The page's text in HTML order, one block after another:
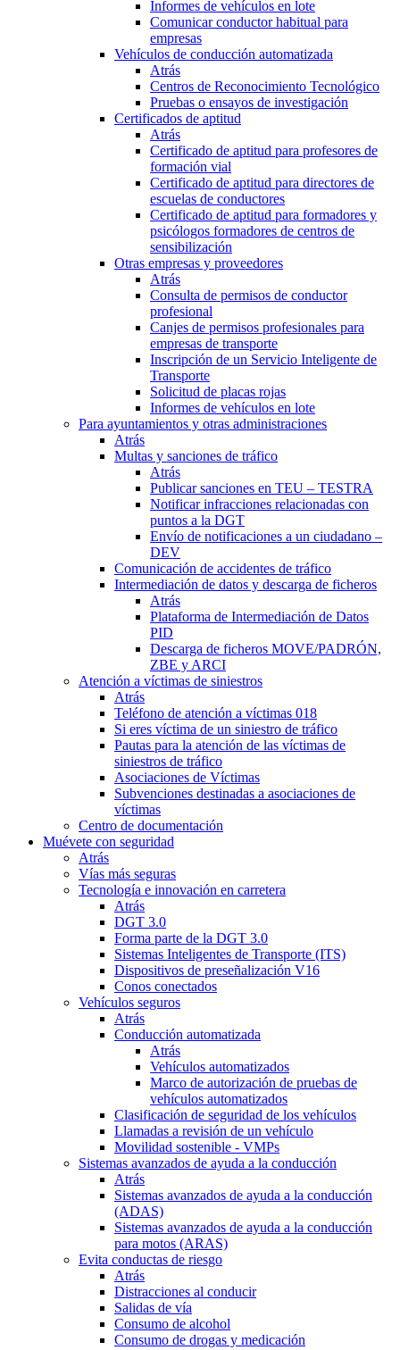
Informes de vehículos en lote
Comunicar conductor habitual para
empresas
Vehículos de conducción automatizada
Atrás
Centros de Reconocimiento Tecnológico
Pruebas o ensayos de investigación
Certificados de aptitud
Atrás
Certificado de aptitud para profesores de
formación vial
Certificado de aptitud para directores de
escuelas de conductores
Certificado de aptitud para formadores y
psicólogos formadores de centros de
sensibilización
Otras empresas y proveedores
Atrás
Consulta de permisos de conductor
profesional
Canjes de permisos profesionales para
empresas de transporte
Inscripción de un Servicio Inteligente de
Transporte
Solicitud de placas rojas
Informes de vehículos en lote
Para ayuntamientos y otras administraciones
Atrás
Multas y sanciones de tráfico
Atrás
Publicar sanciones en TEU – TESTRA
Notificar infracciones relacionadas con
puntos a la DGT
Envío de notificaciones a un ciudadano –
DEV
Comunicación de accidentes de tráfico
Intermediación de datos y descarga de ficheros
Atrás
Plataforma de Intermediación de Datos
PID
Descarga de ficheros MOVE/PADRÓN,
ZBE y ARCI
Atención a víctimas de siniestros
Atrás
Teléfono de atención a víctimas 018
Si eres víctima de un siniestro de tráfico
Pautas para la atención de las víctimas de
siniestros de tráfico
Asociaciones de Víctimas
Subvenciones destinadas a asociaciones de
víctimas
Centro de documentación
Muévete con seguridad
Atrás
Vías más seguras
Tecnología e innovación en carretera
Atrás
DGT 3.0
Forma parte de la DGT 3.0
Sistemas Inteligentes de Transporte (ITS)
Dispositivos de preseñalización V16
Conos conectados
Vehículos seguros
Atrás
Conducción automatizada
Atrás
Vehículos automatizados
Marco de autorización de pruebas de
vehículos automatizados
Clasificación de seguridad de los vehículos
Llamadas a revisión de un vehículo
Movilidad sostenible - VMPs
Sistemas avanzados de ayuda a la conducción
Atrás
Sistemas avanzados de ayuda a la conducción
(ADAS)
Sistemas avanzados de ayuda a la conducción
para motos (ARAS)
Evita conductas de riesgo
Atrás
Distracciones al conducir
Salidas de vía
Consumo de alcohol
Consumo de drogas y medicación